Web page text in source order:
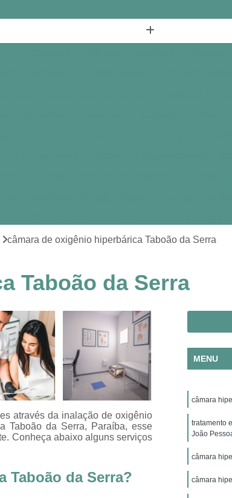
Clínica de Medicina Hiperbárica
Hiperbárica em João Pessoa
Clínica
Hiperbárica
Clínica para Hiperbárica
Hiperbárica Clínica
Oxigenação
Hiperbárica em João Pessoa
Oxigenação
Hiperbárica em Sorocaba
Oxigenação Hiperbárica Terapia
Oxigenação
Oxigenação Via Hiperbárica
Terapia de
Hiperbárica
Oxigenoterapia
Oxigenoterapia em São Paulo
Oxigenoterapia em Taubaté
Oxigenoterapia
câmara de oxigênio hiperbárica Taboão da Serra
Taboão da Serra
através da inalação de oxigênio
Taboão da Serra, Paraíba, esse
Conheça abaixo alguns serviços
Taboão da Serra?
MENU
câmara
tratamento
João
câmara
câmara